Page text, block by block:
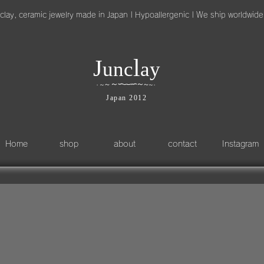
ceramic jewelry made in Japan | Hypoallergenic | We ship
Junclay
・ ～～ ～∽∽∽∽～～～・
Japan 2012
Home shop about contact Instagram